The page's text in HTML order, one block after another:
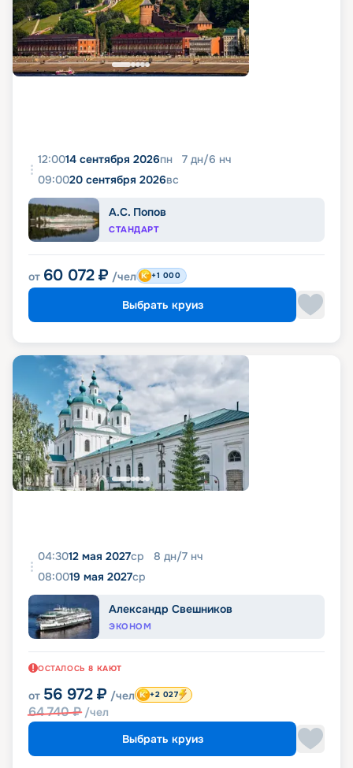
12:0014 сентября 2026пн 7 дн/6 нч
09:0020 сентября 2026вс
А.С. Попов
СТАНДАРТ
от 60 072 ₽ /чел +1 000
Выбрать круиз
04:3012 мая 2027ср 8 дн/7 нч
08:0019 мая 2027ср
Александр Свешников
ЭКОНОМ
ОСТАЛОСЬ 8 КАЮТ
от 56 972 ₽ /чел
64 740₽ /чел
+2 027
Выбрать круиз